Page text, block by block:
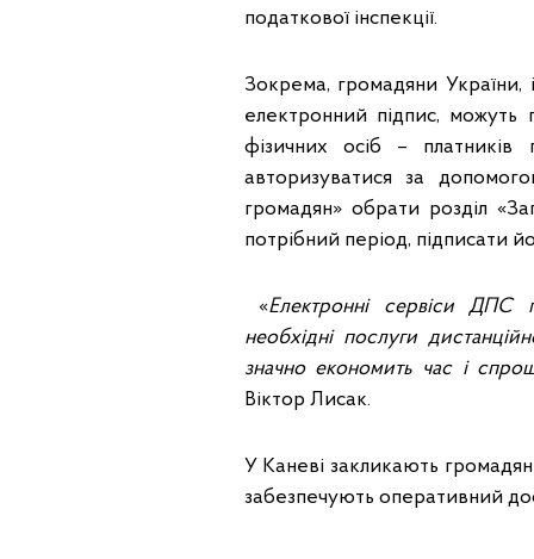
податкової інспекції.
Зокрема, громадяни України,
електронний підпис, можуть
фізичних осіб – платників
авторизуватися за
громадян» обрати розділ
потрібний період, підписати
«Електронні сервіси ДПС
необхідні послуги
значно економить час і
Віктор Лисак.
У Каневі закликають
забезпечують оперативний